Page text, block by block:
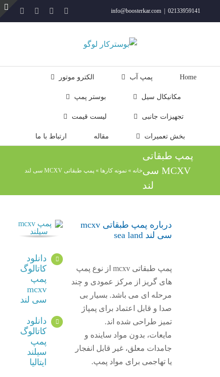
02133959141
info@boosterkar.com
YouTube
Instagram ایمیل
Home پمپ آب الکترو موتور
مکانیکال سیل بوستر پمپ
تجهیزات جانبی لیست قیمت
بخش تعمیرات مقاله ارتباط با ما
پمپ طبقاتی
MCXV سی
لند
خانه » نمونه کارها » پمپ طبقاتی MCXV سی لند
درباره پمپ طبقاتی mcxv
سی لند sea land
پمپ طبقاتی mcxv از نوع پمپ
های گریز از مرکز عمودی و چند
مرحله ای می باشد. بسیار بی
صدا و قابل اعتماد برای پمپاژ
تمیز طراحی شده اند.
مایعات، بدون مواد ساینده و
جامدات معلق، غیر قابل انفجار
یا تهاجمی برای مواد پمپ.
دانلود
کاتالوگ
پمپ
mcxv
سی لند
دانلود
کاتالوگ
پمپ
سیلند
ایتالیا